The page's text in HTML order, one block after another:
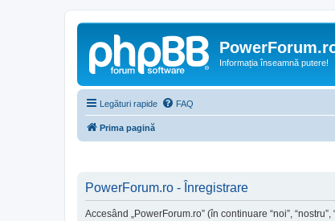
Informația înseamnă putere!
Legături rapide FAQ
Prima pagină
PowerForum.ro - Înregistrare
Accesând „PowerForum.ro” (în continuare “noi”,